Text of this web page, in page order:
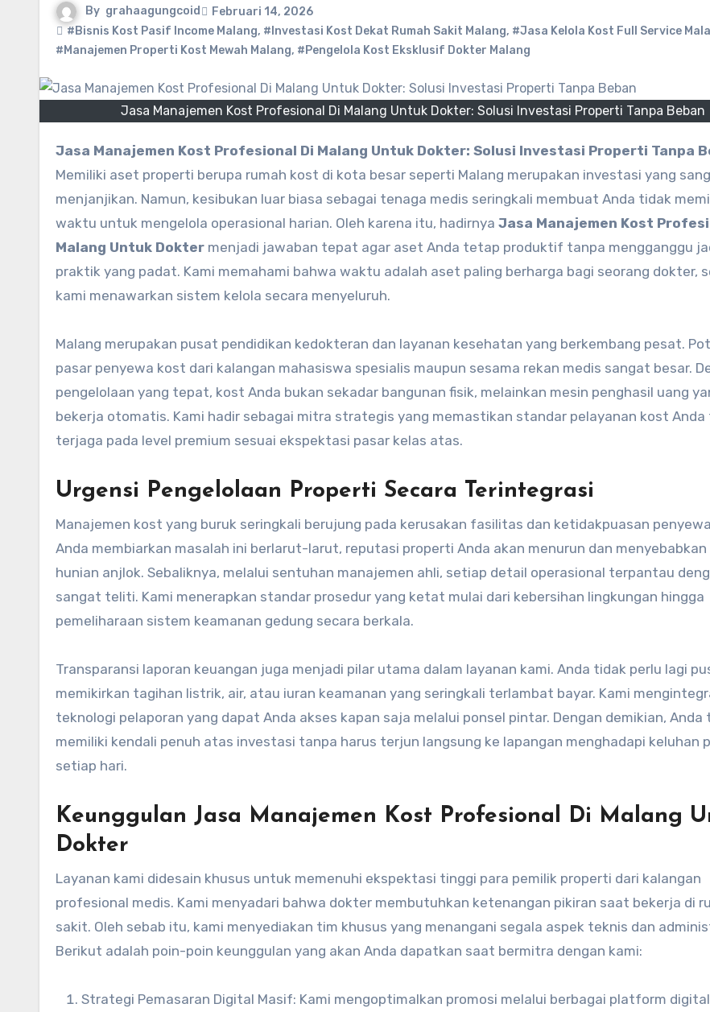
By grahaagungcoid
Februari 14, 2026
#Bisnis Kost Pasif Income Malang, #Investasi Kost Dekat Rumah Sakit Malang, #Jasa Kelola Kost Full Service
#Manajemen Properti Kost Mewah Malang, #Pengelola Kost Eksklusif Dokter Malang
Jasa Manajemen Kost Profesional Di Malang Untuk Dokter: Solusi Investasi Properti Tanpa Beban
Jasa Manajemen Kost Profesional Di Malang Untuk Dokter: Solusi Investasi Properti Tanpa
Memiliki aset properti berupa rumah kost di kota besar seperti Malang merupakan investasi yang
menjanjikan. Namun, kesibukan luar biasa sebagai tenaga medis seringkali membuat Anda tidak
waktu untuk mengelola operasional harian. Oleh karena itu, hadirnya Jasa Manajemen Kost
Malang Untuk Dokter menjadi jawaban tepat agar aset Anda tetap produktif tanpa mengganggu
praktik yang padat. Kami memahami bahwa waktu adalah aset paling berharga bagi seorang dokter,
kami menawarkan sistem kelola secara menyeluruh.
Malang merupakan pusat pendidikan kedokteran dan layanan kesehatan yang berkembang pesat.
pasar penyewa kost dari kalangan mahasiswa spesialis maupun sesama rekan medis sangat besar.
pengelolaan yang tepat, kost Anda bukan sekadar bangunan fisik, melainkan mesin penghasil uang
bekerja otomatis. Kami hadir sebagai mitra strategis yang memastikan standar pelayanan kost
terjaga pada level premium sesuai ekspektasi pasar kelas atas.
Urgensi Pengelolaan Properti Secara Terintegrasi
Manajemen kost yang buruk seringkali berujung pada kerusakan fasilitas dan ketidakpuasan
Anda membiarkan masalah ini berlarut-larut, reputasi properti Anda akan menurun dan
hunian anjlok. Sebaliknya, melalui sentuhan manajemen ahli, setiap detail operasional terpantau
sangat teliti. Kami menerapkan standar prosedur yang ketat mulai dari kebersihan lingkungan hingga
pemeliharaan sistem keamanan gedung secara berkala.
Transparansi laporan keuangan juga menjadi pilar utama dalam layanan kami. Anda tidak perlu lagi
memikirkan tagihan listrik, air, atau iuran keamanan yang seringkali terlambat bayar. Kami
teknologi pelaporan yang dapat Anda akses kapan saja melalui ponsel pintar. Dengan demikian, Anda
memiliki kendali penuh atas investasi tanpa harus terjun langsung ke lapangan menghadapi keluhan
setiap hari.
Keunggulan Jasa Manajemen Kost Profesional Di Malang
Dokter
Layanan kami didesain khusus untuk memenuhi ekspektasi tinggi para pemilik properti dari kalangan
profesional medis. Kami menyadari bahwa dokter membutuhkan ketenangan pikiran saat bekerja di
sakit. Oleh sebab itu, kami menyediakan tim khusus yang menangani segala aspek teknis dan
Berikut adalah poin-poin keunggulan yang akan Anda dapatkan saat bermitra dengan kami:
Strategi Pemasaran Digital Masif: Kami mengoptimalkan promosi melalui berbagai platform